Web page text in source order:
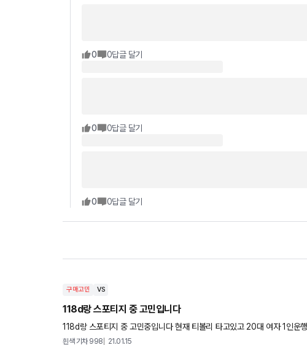
0 0답글 달기
0 0답글 달기
0 0답글 달기
구매고민 VS
118d랑 스포티지 중 고민입니다
118d랑 스포티지 중 고민중입니다 현재 티볼리 타고있고 20대 여자 1인운행 중 입니다 출퇴근 총 41키로 정도 됩니
고속도로 타구있구요 사실 118d로 마음이 많이 가는데 디
흰색 기차 998 21.01.15